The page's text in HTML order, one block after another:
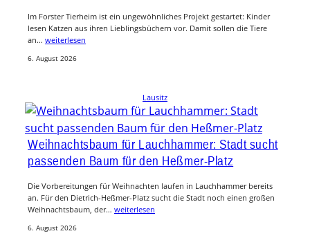
Im Forster Tierheim ist ein ungewöhnliches Projekt gestartet: Kinder
lesen Katzen aus ihren Lieblingsbüchern vor. Damit sollen die Tiere
an… weiterlesen
6. August 2026
Lausitz
Weihnachtsbaum für Lauchhammer: Stadt sucht
passenden Baum für den Heßmer-Platz
Die Vorbereitungen für Weihnachten laufen in Lauchhammer bereits
an. Für den Dietrich-Heßmer-Platz sucht die Stadt noch einen großen
Weihnachtsbaum, der… weiterlesen
6. August 2026